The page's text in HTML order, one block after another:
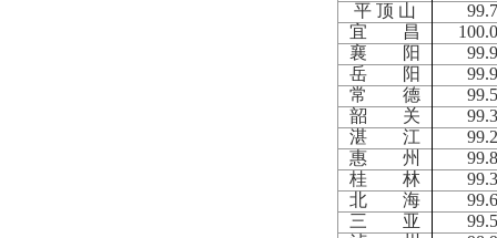
平 顶 山
99.7
宜 昌
100.0
襄 阳
99.9
岳 阳
99.9
常 德
99.5
韶 关
99.3
湛 江
99.2
惠 州
99.8
桂 林
99.3
北 海
99.6
三 亚
99.5